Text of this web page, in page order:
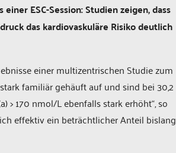
ESC-Session: Studien zeigen, dass
das kardiovaskuläre Risiko deutlich
einer multizentrischen Studie zum
familiär gehäuft auf und sind bei 30,2
170 nmol/L ebenfalls stark erhöht“, so
effektiv ein beträchtlicher Anteil bislang